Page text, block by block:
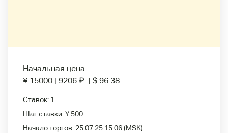
Начальная цена:
¥ 15000 | 9206 ₽. | $ 96.38
Ставок: 1
Шаг ставки:¥ 500
Начало торгов: 25.07.25 15:06(MSK)